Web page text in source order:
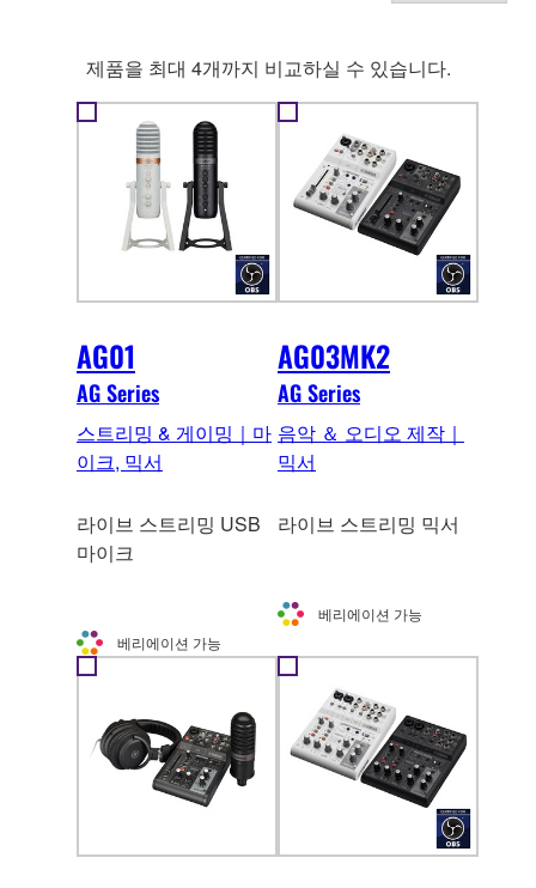
제품을 최대 4개까지 비교하실 수 있습니다.
AG01
AG Series
스트리밍 & 게이밍｜마
이크, 믹서
라이브 스트리밍 USB
마이크
베리에이션 가능
AG03MK2
AG Series
음악 ＆ 오디오 제작｜
믹서
라이브 스트리밍 믹서
베리에이션 가능